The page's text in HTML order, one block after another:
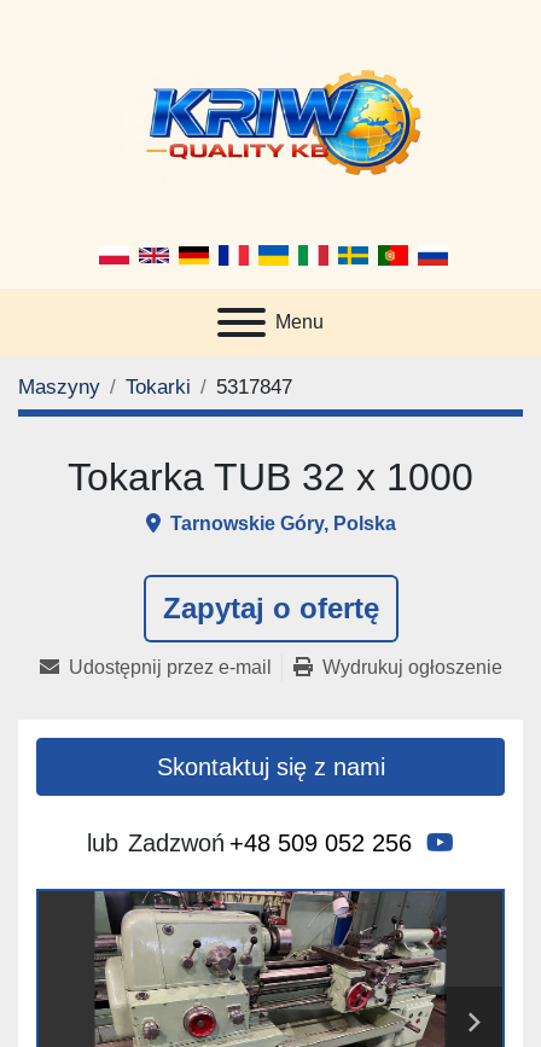
Menu
Maszyny Tokarki 5317847
Zapytaj o ofertę
Tokarka TUB 32 x 1000
Tarnowskie Góry, Polska
Udostępnij przez e-mail Wydrukuj ogłoszenie
Skontaktuj się z nami
lub Zadzwoń +48 509 052 256